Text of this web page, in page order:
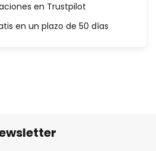
en Trustpilot
en un plazo de 50 días